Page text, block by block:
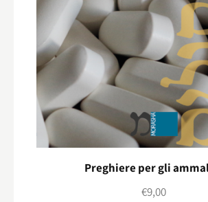
Preghiere per gli
€9,00